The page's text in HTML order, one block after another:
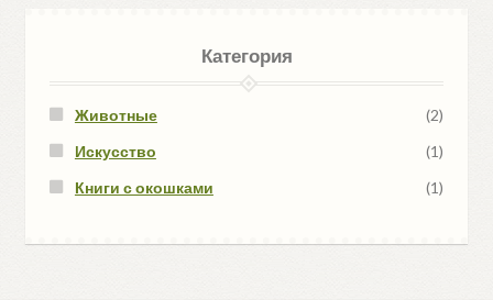
Категория
Животные
(2)
Искусство
(1)
Книги с окошками
(1)